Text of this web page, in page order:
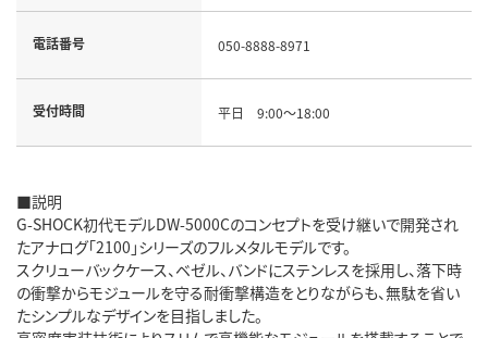
電話番号 050-8888-8971
受付時間 平日 9:00～18:00
■説明
G-SHOCK初代モデルDW-5000Cのコンセプトを受け継いで開発され
たアナログ「2100」シリーズのフルメタルモデルです。
スクリューバックケース、ベゼル、バンドにステンレスを採用し、落下時
の衝撃からモジュールを守る耐衝撃構造をとりながらも、無駄を省い
たシンプルなデザインを目指しました。